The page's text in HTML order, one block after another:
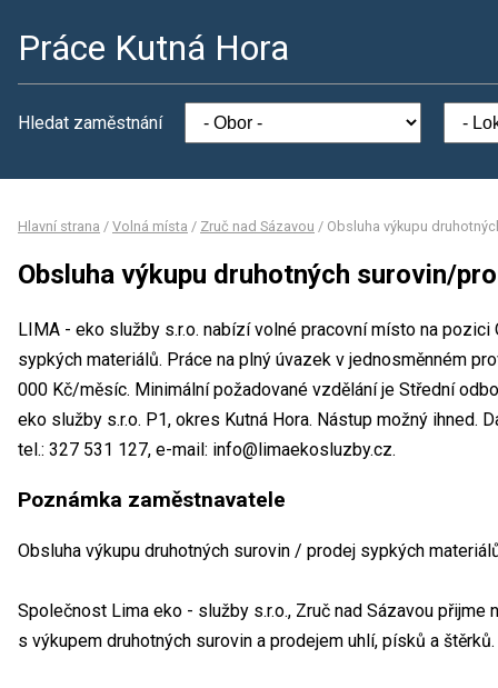
Práce Kutná Hora
Hledat zaměstnání
Hlavní strana / Volná místa / Zruč nad Sázavou / Obsluha výkupu
Obsluha výkupu druhotných surovin/
LIMA - eko služby s.r.o. nabízí volné pracovní místo na
sypkých materiálů. Práce na plný úvazek v jednosměnném
000 Kč/měsíc. Minimální požadované vzdělání je Střední
eko služby s.r.o. P1, okres Kutná Hora. Nástup možný ihned.
tel.: 327 531 127, e-mail: info@limaekosluzby.cz.
Poznámka zaměstnavatele
Obsluha výkupu druhotných surovin / prodej sypkých
Společnost Lima eko - služby s.r.o., Zruč nad Sázavou
s výkupem druhotných surovin a prodejem uhlí, písků a štěrků.